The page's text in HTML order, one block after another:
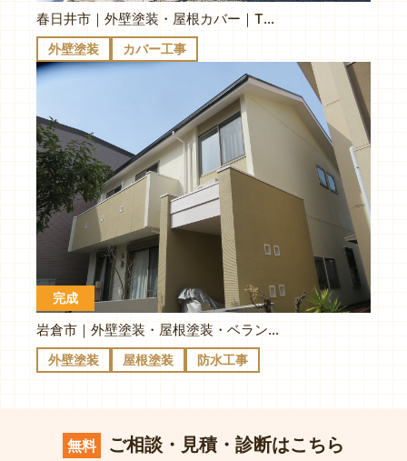
春日井市｜外壁塗装・屋根カバー｜T様邸
外壁塗装 カバー工事
完成
岩倉市｜外壁塗装・屋根塗装・ベランダ防水｜T様邸
外壁塗装 屋根塗装 防水工事
無料 ご相談・見積・診断はこちら